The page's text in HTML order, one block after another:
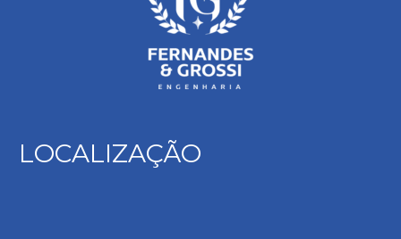
LOCALIZAÇÃO